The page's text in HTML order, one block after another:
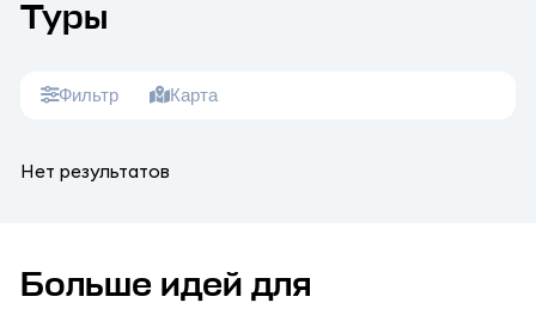
Туры
Фильтр Карта
Нет результатов
Больше идей для